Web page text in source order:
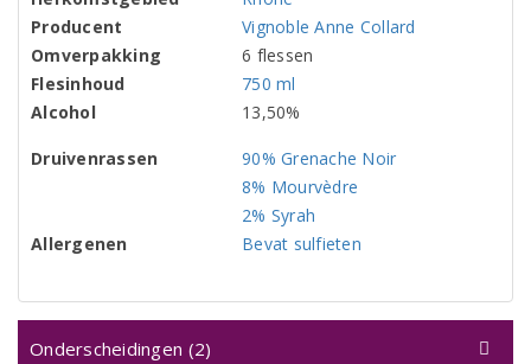
Producent
Vignoble Anne Collard
Omverpakking
6 flessen
Flesinhoud
750 ml
Alcohol
13,50%
Druivenrassen
90% Grenache Noir
8% Mourvèdre
2% Syrah
Allergenen
Bevat sulfieten
Onderscheidingen (2)